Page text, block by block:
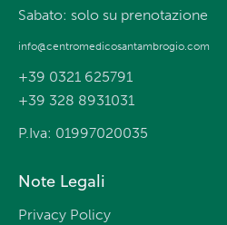
Sabato: solo su prenotazione
info@centromedicosantambrogio.com
+39 0321 625791
+39 328 8931031
P.Iva: 01997020035
Note Legali
Privacy Policy